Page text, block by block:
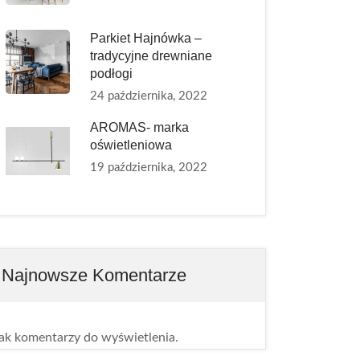
Parkiet Hajnówka –
tradycyjne drewniane
podłogi
24 października, 2022
AROMAS- marka
oświetleniowa
19 października, 2022
Najnowsze Komentarze
komentarzy do wyświetlenia.